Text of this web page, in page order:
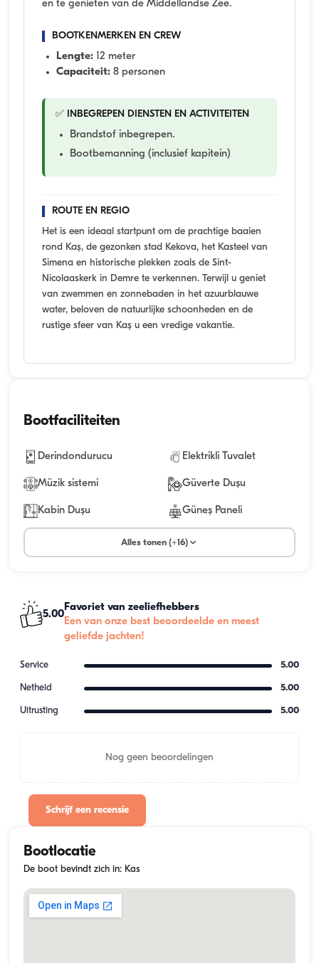
en te genieten van de Middellandse Zee.
BOOTKENMERKEN EN CREW
Lengte: 12 meter
Capaciteit: 8 personen
✅ INBEGREPEN DIENSTEN EN ACTIVITEITEN
Brandstof inbegrepen.
Bootbemanning (inclusief kapitein)
ROUTE EN REGIO
Het is een ideaal startpunt om de prachtige baaien
rond Kaş, de gezonken stad Kekova, het Kasteel van
Simena en historische plekken zoals de Sint-
Nicolaaskerk in Demre te verkennen. Terwijl u geniet
van zwemmen en zonnebaden in het azuurblauwe
water, beloven de natuurlijke schoonheden en de
rustige sfeer van Kaş u een vredige vakantie.
Bootfaciliteiten
Derindondurucu Elektrikli Tuvalet
Müzik sistemi Güverte Duşu
Kabin Duşu Güneş Paneli
Alles tonen (+16)
5.00
Favoriet van zeeliefhebbers
Een van onze best beoordeelde en meest
geliefde jachten!
Service 5.00
Netheid 5.00
Uitrusting 5.00
Nog geen beoordelingen
Schrijf een recensie
Bootlocatie
De boot bevindt zich in: Kas